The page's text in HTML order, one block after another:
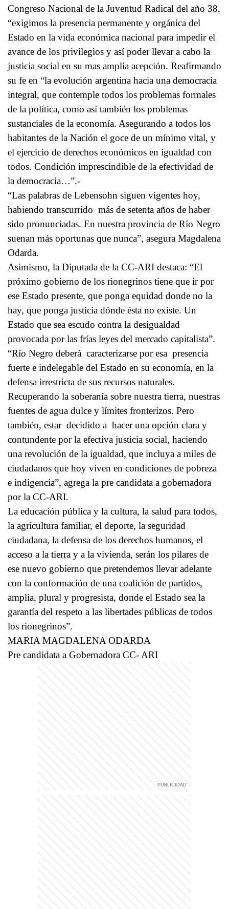
Congreso Nacional de la Juventud Radical del año 38,
“exigimos la presencia permanente y orgánica del
Estado en la vida económica nacional para impedir el
avance de los privilegios y así poder llevar a cabo la
justicia social en su mas amplia acepción. Reafirmando
su fe en “la evolución argentina hacia una democracia
integral, que contemple todos los problemas formales
de la política, como así también los problemas
sustanciales de la economía. Asegurando a todos los
habitantes de la Nación el goce de un mínimo vital, y
el ejercicio de derechos económicos en igualdad con
todos. Condición imprescindible de la efectividad de
la democracia…”.-
“Las palabras de Lebensohn siguen vigentes hoy,
habiendo transcurrido más de setenta años de haber
sido pronunciadas. En nuestra provincia de Río Negro
suenan más oportunas que nunca”, asegura Magdalena
Odarda.
Asimismo, la Diputada de la CC-ARI destaca: “El
próximo gobierno de los rionegrinos tiene que ir por
ese Estado presente, que ponga equidad donde no la
hay, que ponga justicia dónde ésta no existe. Un
Estado que sea escudo contra la desigualdad
provocada por las frías leyes del mercado capitalista”.
“Río Negro deberá caracterizarse por esa presencia
fuerte e indelegable del Estado en su economía, en la
defensa irrestricta de sus recursos naturales.
Recuperando la soberanía sobre nuestra tierra, nuestras
fuentes de agua dulce y límites fronterizos. Pero
también, estar decidido a hacer una opción clara y
contundente por la efectiva justicia social, haciendo
una revolución de la igualdad, que incluya a miles de
ciudadanos que hoy viven en condiciones de pobreza
e indigencia”, agrega la pre candidata a gobernadora
por la CC-ARI.
La educación pública y la cultura, la salud para todos,
la agricultura familiar, el deporte, la seguridad
ciudadana, la defensa de los derechos humanos, el
acceso a la tierra y a la vivienda, serán los pilares de
ese nuevo gobierno que pretendemos llevar adelante
con la conformación de una coalición de partidos,
amplia, plural y progresista, donde el Estado sea la
garantía del respeto a las libertades públicas de todos
los rionegrinos”.
MARIA MAGDALENA ODARDA
Pre candidata a Gobernadora CC- ARI